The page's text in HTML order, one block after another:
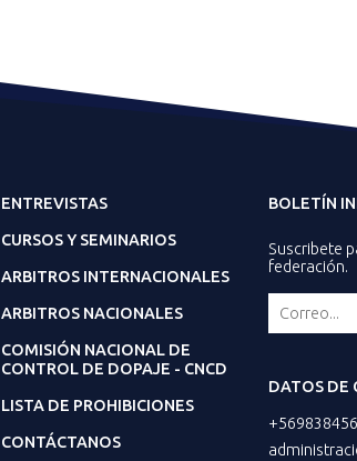
ENTREVISTAS
CURSOS Y SEMINARIOS
ARBITROS INTERNACIONALES
ARBITROS NACIONALES
COMISIÓN NACIONAL DE
CONTROL DE DOPAJE - CNCD
LISTA DE PROHIBICIONES
CONTÁCTANOS
BOLETÍN
Suscribete
federación.
DATOS DE